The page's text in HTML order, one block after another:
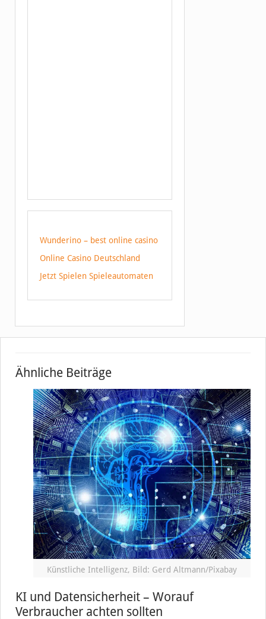
Wunderino – best online casino
Online Casino Deutschland
Jetzt Spielen Spieleautomaten
Ähnliche Beiträge
Künstliche Intelligenz, Bild: Gerd Altmann/Pixabay
KI und Datensicherheit – Worauf
Verbraucher achten sollten